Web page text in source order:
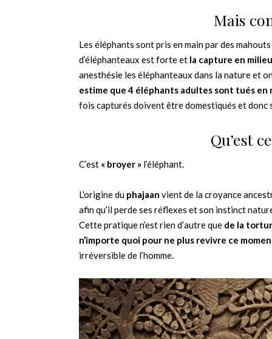
Mais
Les éléphants sont pris en main par des
d’éléphanteaux est forte et la capture en
anesthésie les éléphanteaux dans la nature et
estime que 4 éléphants adultes sont tués
fois capturés doivent être domestiqués et donc
Qu’est
C’est « broyer » l’éléphant.
L’origine du phajaan vient de la croyance
afin qu’il perde ses réflexes et son instinct
Cette pratique n’est rien d’autre que de la
n’importe quoi pour ne plus revivre ce
irréversible de l’homme.